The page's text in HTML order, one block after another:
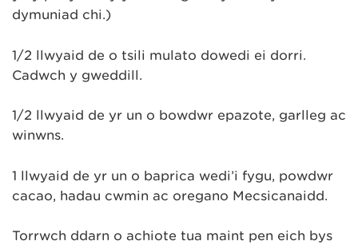
dymuniad chi.)
1/2 llwyaid de o tsili mulato dowedi ei dorri.
Cadwch y gweddill.
1/2 llwyaid de yr un o bowdwr epazote, garlleg ac
winwns.
1 llwyaid de yr un o baprica wedi’i fygu, powdwr
cacao, hadau cwmin ac oregano Mecsicanaidd.
Torrwch ddarn o achiote tua maint pen eich bys